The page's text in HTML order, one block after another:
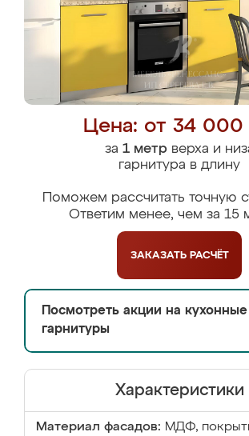
Цена: от 34 000
за 1 метрверха и
гарнитура в длину
Поможем рассчитать точную
Ответим менее, чем за 15
ЗАКАЗАТЬ РАСЧЁТ
Посмотреть акции на кухонные
гарнитуры
Характеристики
Материал фасадов: МДФ,